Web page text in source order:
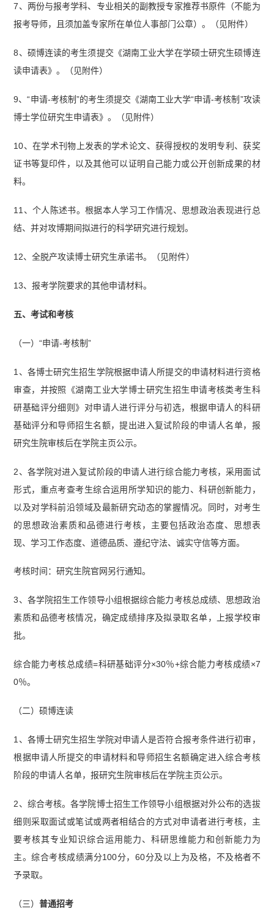
7、两份与报考学科、专业相关的副教授专家推荐书原件（不能为
报考导师，且须加盖专家所在单位人事部门公章）。（见附件）
8、硕博连读的考生须提交《湖南工业大学在学硕士研究生硕博连
读申请表》。（见附件）
9、“申请-考核制”的考生须提交《湖南工业大学“申请-考核制”攻读
博士学位研究生申请表》。（见附件）
10、在学术刊物上发表的学术论文、获得授权的发明专利、获奖
证书等复印件，以及其他可以证明自己能力或公开创新成果的材
料。
11、个人陈述书。根据本人学习工作情况、思想政治表现进行总
结、并对攻博期间拟进行的科学研究进行规划。
12、全脱产攻读博士研究生承诺书。（见附件）
13、报考学院要求的其他申请材料。
五、考试和考核
（一）“申请-考核制”
1、各博士研究生招生学院根据申请人所提交的申请材料进行资格
审查，并按照《湖南工业大学博士研究生招生申请考核类考生科
研基础评分细则》对申请人进行评分与初选，根据申请人的科研
基础评分和导师招生名额，提出进入复试阶段的申请人名单，报
研究生院审核后在学院主页公示。
2、各学院对进入复试阶段的申请人进行综合能力考核，采用面试
形式，重点考查考生综合运用所学知识的能力、科研创新能力，
以及对学科前沿领域及最新研究动态的掌握情况。同时，对考生
的思想政治素质和品德进行考核，主要包括政治态度、思想表
现、学习工作态度、道德品质、遵纪守法、诚实守信等方面。
考核时间：研究生院官网另行通知。
3、各学院招生工作领导小组根据综合能力考核总成绩、思想政治
素质和品德考核情况，确定成绩排序及拟录取名单，上报学校审
批。
综合能力考核总成绩=科研基础评分×30％+综合能力考核成绩×7
0％。
（二）硕博连读
1、各博士研究生招生学院对申请人是否符合报考条件进行初审，
根据申请人所提交的申请材料和导师招生名额确定进入综合考核
阶段的申请人名单，报研究生院审核后在学院主页公示。
2、综合考核。各学院博士招生工作领导小组根据对外公布的选拔
细则采取面试或笔试或两者相结合的方式对申请者进行考核，主
要考核其专业知识综合运用能力、科研思维能力和创新能力为
主。综合考核成绩满分100分，60分及以上为及格，不及格者不
予录取。
（三）普通招考